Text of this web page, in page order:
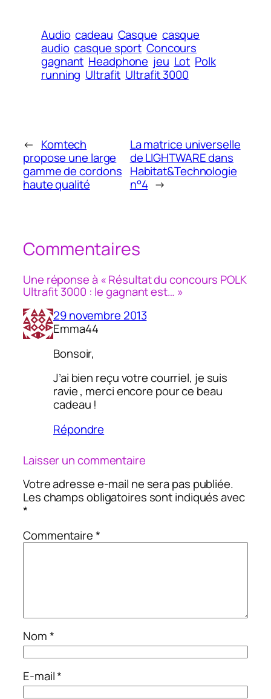
Audio cadeau Casque casque
audio casque sport Concours
gagnant Headphone jeu Lot Polk
running Ultrafit Ultrafit 3000
← Komtech
propose une large
gamme de cordons
haute qualité
La matrice universelle
de LIGHTWARE dans
Habitat&Technologie
n°4 →
Commentaires
Une réponse à « Résultat du concours POLK
Ultrafit 3000 : le gagnant est… »
29 novembre 2013
Emma44
Bonsoir,
J’ai bien reçu votre courriel, je suis
ravie , merci encore pour ce beau
cadeau !
Répondre
Laisser un commentaire
Votre adresse e-mail ne sera pas publiée.
Les champs obligatoires sont indiqués avec
*
Commentaire*
Nom*
E-mail*